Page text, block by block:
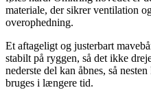
materiale, der sikrer ventilation
overophedning.
Et aftageligt og justerbart
stabilt på ryggen, så det ikke
nederste del kan åbnes, så
bruges i længere tid.